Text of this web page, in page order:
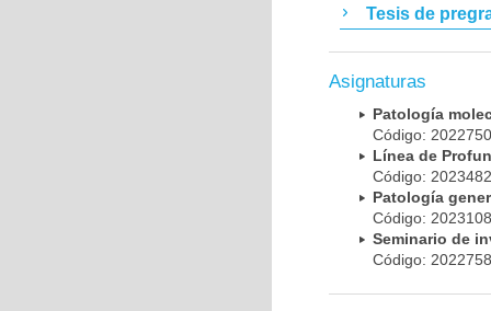
Tesis de
Asignaturas
Patología
Código:
Línea de
Código:
Patología
Código:
Seminario de
Código: